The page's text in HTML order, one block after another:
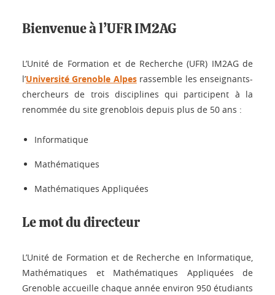
Bienvenue à l’UFR IM2AG
L’Unité de Formation et de Recherche (UFR) IM2AG de
l’Université Grenoble Alpesrassemble les enseignants-
chercheurs de trois disciplines qui participent à la
renommée du site grenoblois depuis plus de 50 ans :
Informatique
Mathématiques
Mathématiques Appliquées
Le mot du directeur
L’Unité de Formation et de Recherche en Informatique,
Mathématiques et Mathématiques Appliquées de
Grenoble accueille chaque année environ 950 étudiants